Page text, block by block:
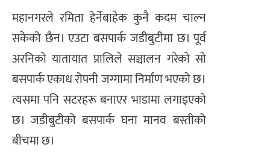
महानगरले रमिता हेर्नेबाहेक कुनै कदम चाल्न
सकेको छैन। एउटा बसपार्क जडीबुटीमा छ। पूर्व
अरनिको यातायात प्रालिले सञ्चालन गरेको सो
बसपार्क एकाध रोपनी जग्गामा निर्माण भएको छ।
त्यसमा पनि सटरहरू बनाएर भाडामा लगाइएको
छ। जडीबुटीको बसपार्क घना मानव बस्तीको
बीचमा छ।